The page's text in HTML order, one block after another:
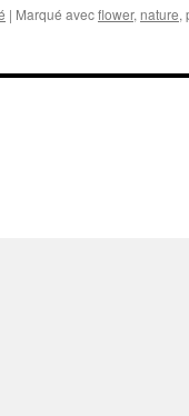
| Marqué avecflower, nature,